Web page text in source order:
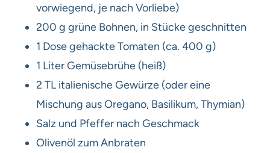
vorwiegend, je nach Vorliebe)
200 g grüne Bohnen, in Stücke geschnitten
1 Dose gehackte Tomaten (ca. 400 g)
1 Liter Gemüsebrühe (heiß)
2 TL italienische Gewürze (oder eine
Mischung aus Oregano, Basilikum, Thymian)
Salz und Pfeffer nach Geschmack
Olivenöl zum Anbraten